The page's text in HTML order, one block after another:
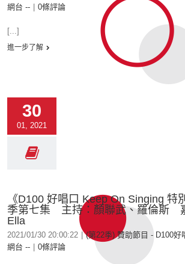
網台 --
0條評論
[...]
進一步了解
30
01, 2021
《D100 好唱口 Keep On Singing 特
季第七集 主持：顏聯武、羅倫斯
Ella
2021/01/30 20:00:22 (第22季) 贊助節目 - D100好
網台 --
0條評論